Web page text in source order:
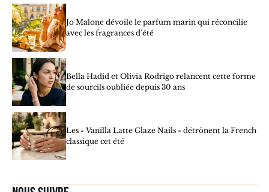
Jo Malone dévoile le parfum marin qui réconcilie
avec les fragrances d’été
Bella Hadid et Olivia Rodrigo relancent cette forme
de sourcils oubliée depuis 30 ans
Les « Vanilla Latte Glaze Nails » détrônent la French
classique cet été